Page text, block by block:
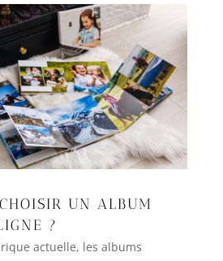
UN ALBUM
?
actuelle, les albums